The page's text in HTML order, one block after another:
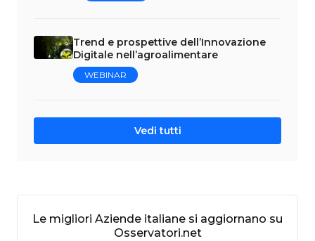
Trend e prospettive dell’Innovazione
Digitale nell’agroalimentare
WEBINAR
Vedi tutti
Le migliori Aziende italiane si aggiornano su
Osservatori.net